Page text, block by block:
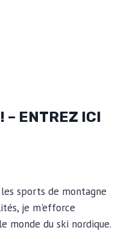
– ENTREZ ICI
sports de montagne
je m'efforce
monde du ski nordique.